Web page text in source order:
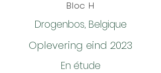
Bloc H
Drogenbos, Belgique
Oplevering eind 2023
En étude